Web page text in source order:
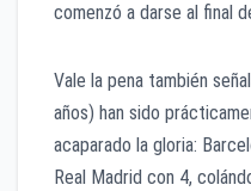
comenzó a darse al final
Vale la pena también
años) han sido
acaparado la gloria:
Real Madrid con 4,